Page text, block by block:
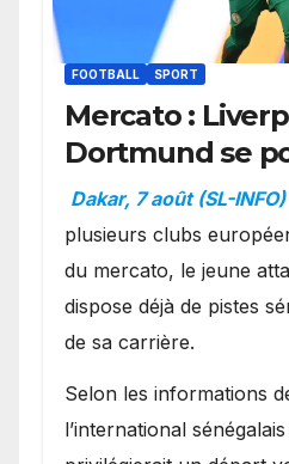
FOOTBALL SPORT
Mercato :
Dortmund se
en favoris
Ibrahim Mbaye
Dakar, 7 août (SL-INFO)
plusieurs clubs
du mercato, le jeune
dispose déjà de pistes
de sa carrière.
Selon les informations
l’international